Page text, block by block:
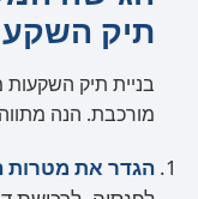
תיק
בניית תיק השקעות
מורכבת. הנה
הגדר את